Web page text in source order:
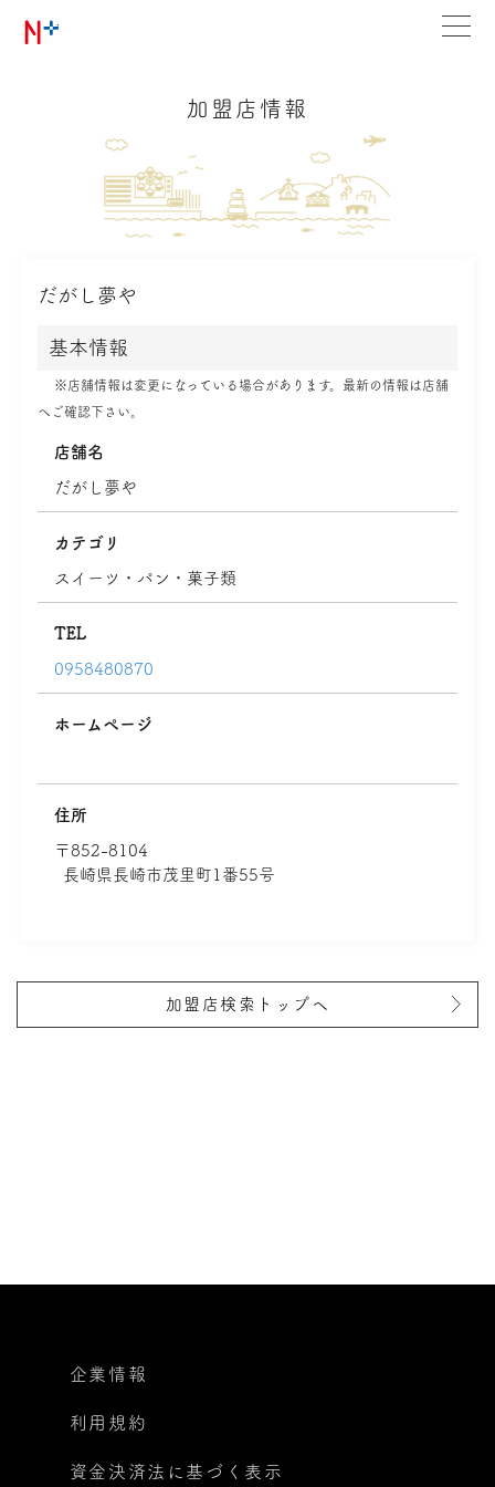
加盟店情報
だがし夢や
基本情報
※店舗情報は変更になっている場合があります。最新の情報は店舗
へご確認下さい。
店舗名
だがし夢や
カテゴリ
スイーツ・パン・菓子類
TEL
0958480870
ホームページ
住所
〒852-8104
長崎県長崎市茂里町1番55号
加盟店検索トップへ
企業情報
利用規約
資金決済法に基づく表示